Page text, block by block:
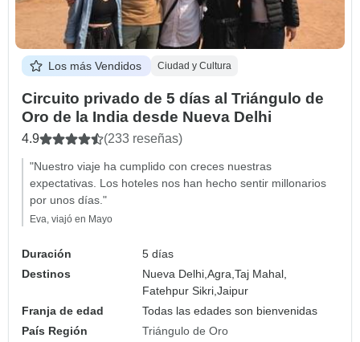
Los más Vendidos Ciudad y Cultura
Circuito privado de 5 días al Triángulo de
Oro de la India desde Nueva Delhi
4.9 (233 reseñas)
"Nuestro viaje ha cumplido con creces nuestras
expectativas. Los hoteles nos han hecho sentir millonarios
por unos días."
Eva, viajó en Mayo
Duración
5 días
Destinos
Nueva Delhi,Agra,Taj Mahal,
Fatehpur Sikri,Jaipur
Franja de edad
Todas las edades son bienvenidas
País Región
Triángulo de Oro